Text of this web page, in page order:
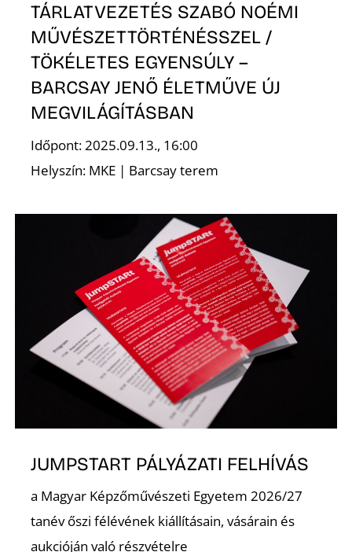
TÁRLATVEZETÉS SZABÓ NOÉMI
MŰVÉSZETTÖRTÉNÉSSZEL /
TÖKÉLETES EGYENSÚLY –
BARCSAY JENŐ ÉLETMŰVE ÚJ
MEGVILÁGÍTÁSBAN
Időpont: 2025.09.13., 16:00
Helyszín: MKE | Barcsay terem
JUMPSTART PÁLYÁZATI FELHÍVÁS
a Magyar Képzőművészeti Egyetem 2026/27
tanév őszi félévének kiállításain, vásárain és
aukcióján való részvételre